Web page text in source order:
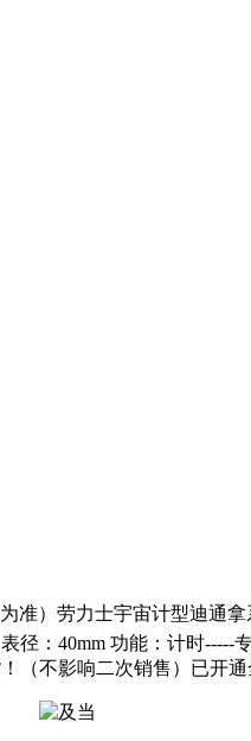
）劳力士宇宙计型迪通
：40mm 功能：计时
不影响二次销售）已开通